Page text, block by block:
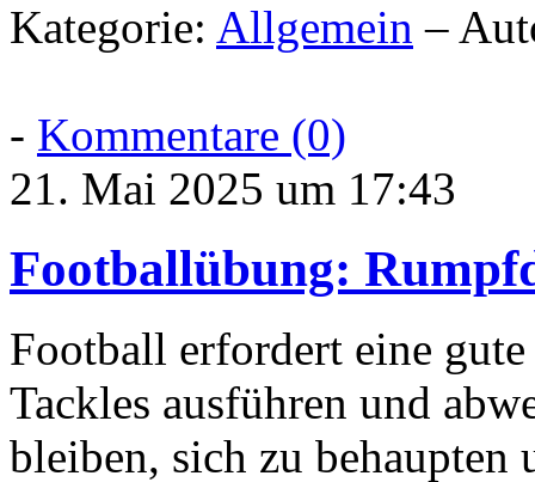
Kategorie: Allgemein –
- Kommentare (0)
21. Mai 2025 um 17:43
Footballübung:
Football erfordert eine
Tackles ausführen und
bleiben, sich zu behaupten